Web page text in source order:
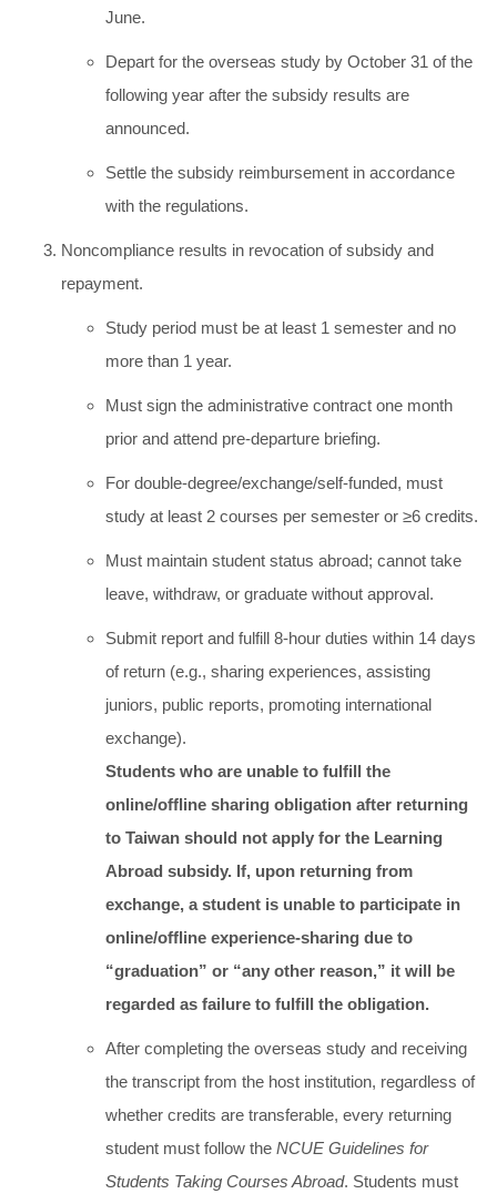
June.
Depart for the overseas study by October 31 of the
following year after the subsidy results are
announced.
Settle the subsidy reimbursement in accordance
with the regulations.
Noncompliance results in revocation of subsidy and
repayment.
Study period must be at least 1 semester and no
more than 1 year.
Must sign the administrative contract one month
prior and attend pre-departure briefing.
For double-degree/exchange/self-funded, must
study at least 2 courses per semester or ≥6 credits.
Must maintain student status abroad; cannot take
leave, withdraw, or graduate without approval.
Submit report and fulfill 8-hour duties within 14 days
of return (e.g., sharing experiences, assisting
juniors, public reports, promoting international
exchange).
Students who are unable to fulfill the
online/offline sharing obligation after returning
to Taiwan should not apply for the Learning
Abroad subsidy. If, upon returning from
exchange, a student is unable to participate in
online/offline experience-sharing due to
“graduation” or “any other reason,” it will be
regarded as failure to fulfill the obligation.
After completing the overseas study and receiving
the transcript from the host institution, regardless of
whether credits are transferable, every returning
student must follow the NCUE Guidelines for
Students Taking Courses Abroad. Students must